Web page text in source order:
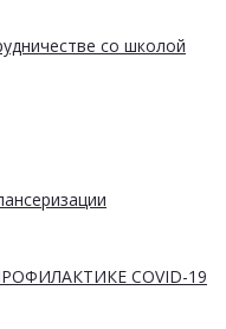
со школой
COVID-19